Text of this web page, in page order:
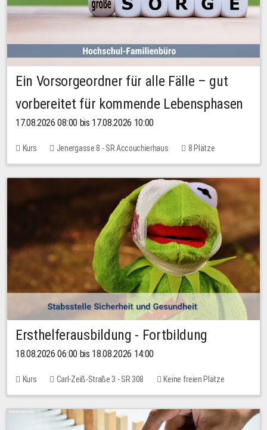
Ein Vorsorgeordner für alle Fälle – gut
vorbereitet für kommende Lebensphasen
17.08.2026 08:00 bis 17.08.2026 10:00
Kurs Jenergasse 8 - SR Accouchierhaus 8 Plätze
Ersthelferausbildung - Fortbildung
18.08.2026 06:00 bis 18.08.2026 14:00
Kurs Carl-Zeiß-Straße 3 - SR 308 Keine freien Plätze